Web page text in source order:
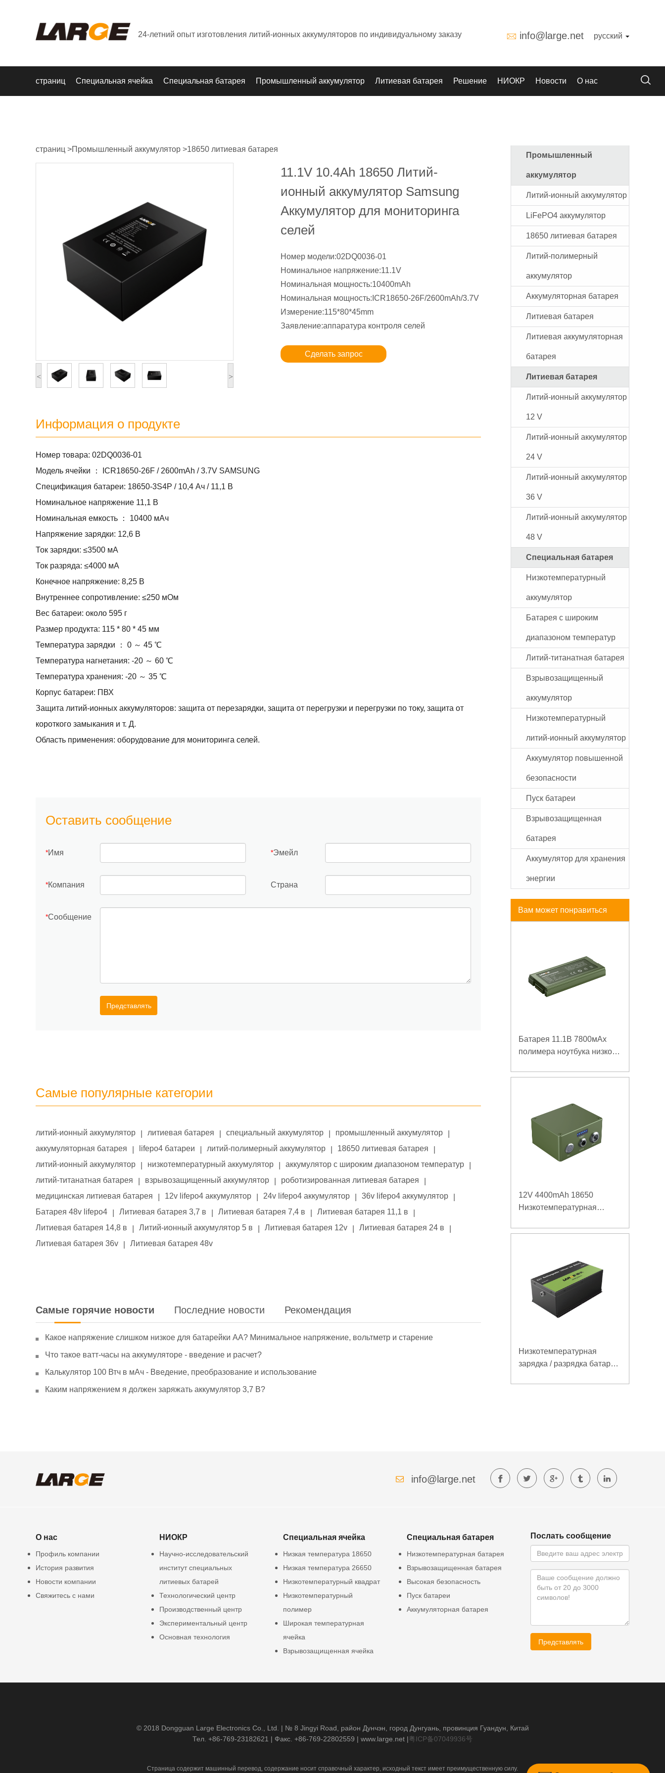
24-летний опыт изготовления литий-ионных аккумуляторов по индивидуальному заказу info@large.net русский
страниц Специальная ячейка Специальная батарея Промышленный аккумулятор Литиевая батарея Решение НИОКР Новости О нас
страниц >Промышленный аккумулятор >18650 литиевая батарея
11.1V 10.4Ah 18650 Литий-
ионный аккумулятор Samsung
Аккумулятор для мониторинга
селей
Номер модели:02DQ0036-01
Номинальное напряжение:11.1V
Номинальная мощность:10400mAh
Номинальная мощность:ICR18650-26F/2600mAh/3.7V
Измерение:115*80*45mm
Заявление:аппаратура контроля селей
Сделать запрос
< >
Информация о продукте
Номер товара: 02DQ0036-01
Модель ячейки ： ICR18650-26F / 2600mAh / 3.7V SAMSUNG
Спецификация батареи: 18650-3S4P / 10,4 Ач / 11,1 В
Номинальное напряжение 11,1 В
Номинальная емкость ： 10400 мАч
Напряжение зарядки: 12,6 В
Ток зарядки: ≤3500 мА
Ток разряда: ≤4000 мА
Конечное напряжение: 8,25 В
Внутреннее сопротивление: ≤250 мОм
Вес батареи: около 595 г
Размер продукта: 115 * 80 * 45 мм
Температура зарядки ： 0 ～ 45 ℃
Температура нагнетания: -20 ～ 60 ℃
Температура хранения: -20 ～ 35 ℃
Корпус батареи: ПВХ
Защита литий-ионных аккумуляторов: защита от перезарядки, защита от перегрузки и перегрузки по току, защита от
короткого замыкания и т. Д.
Область применения: оборудование для мониторинга селей.
Оставить сообщение
*Имя *Эмейл
*Компания Страна
*Сообщение
Представлять
Самые популярные категории
литий-ионный аккумулятор литиевая батарея специальный аккумулятор промышленный аккумулятор
аккумуляторная батарея
lifepo4 батареи литий-полимерный аккумулятор 18650 литиевая батарея
литий-ионный аккумулятор
низкотемпературный аккумулятор аккумулятор с широким диапазоном температур
литий-титанатная батарея
взрывозащищенный аккумулятор роботизированная литиевая батарея
медицинская литиевая батарея
12v lifepo4 аккумулятор 24v lifepo4 аккумулятор 36v lifepo4 аккумулятор
Батарея 48v lifepo4
Литиевая батарея 3,7 в Литиевая батарея 7,4 в Литиевая батарея 11,1 в
Литиевая батарея 14,8 в
Литий-ионный аккумулятор 5 в Литиевая батарея 12v Литиевая батарея 24 в
Литиевая батарея 36v
Литиевая батарея 48v
Самые горячие новости Последние новости Рекомендация
Какое напряжение слишком низкое для батарейки АА? Минимальное напряжение, вольтметр и старение
Что такое ватт-часы на аккумуляторе - введение и расчет?
Калькулятор 100 Втч в мАч - Введение, преобразование и использование
Каким напряжением я должен заряжать аккумулятор 3,7 В?
Промышленный
аккумулятор
Литий-ионный аккумулятор
LiFePO4 аккумулятор
18650 литиевая батарея
Литий-полимерный
аккумулятор
Аккумуляторная батарея
Литиевая батарея
Литиевая аккумуляторная
батарея
Литиевая батарея
Литий-ионный аккумулятор
12 V
Литий-ионный аккумулятор
24 V
Литий-ионный аккумулятор
36 V
Литий-ионный аккумулятор
48 V
Специальная батарея
Низкотемпературный
аккумулятор
Батарея с широким
диапазоном температур
Литий-титанатная батарея
Взрывозащищенный
аккумулятор
Низкотемпературный
литий-ионный аккумулятор
Аккумулятор повышенной
безопасности
Пуск батареи
Взрывозащищенная
батарея
Аккумулятор для хранения
энергии
Вам может понравиться
Батарея 11.1В 7800мАх
полимера ноутбука низкой
плотности энергии
12V 4400mAh 18650
Низкотемпературная
усиленного источника
Низкотемпературная
зарядка / разрядка батареи
info@large.net
О нас
Профиль компании
История развития
Новости компании
Свяжитесь с нами
НИОКР
Научно-исследовательский
институт специальных
литиевых батарей
Технологический центр
Производственный центр
Экспериментальный центр
Основная технология
Специальная ячейка
Низкая температура 18650
Низкая температура 26650
Низкотемпературный квадрат
Низкотемпературный
полимер
Широкая температурная
ячейка
Взрывозащищенная ячейка
Специальная батарея
Низкотемпературная батарея
Взрывозащищенная батарея
Высокая безопасность
Пуск батареи
Аккумуляторная батарея
Послать сообщение
Представлять
© 2018 Dongguan Large Electronics Co., Ltd. | № 8 Jingyi Road, район Дунчэн, город Дунгуань, провинция Гуандун, Китай
Тел. +86-769-23182621 | Факс. +86-769-22802559 | www.large.net |粤ICP备07049936号
Страница содержит машинный перевод, содержание носит справочный характер, исходный текст имеет преимущественную силу.